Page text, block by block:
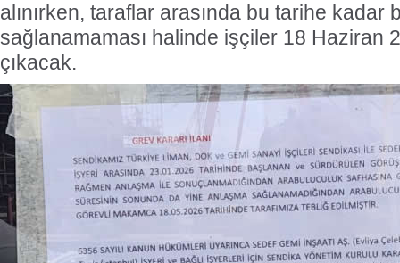
alınırken, taraflar arasında bu tarihe kadar
sağlanamaması halinde işçiler 18 Haziran
çıkacak.